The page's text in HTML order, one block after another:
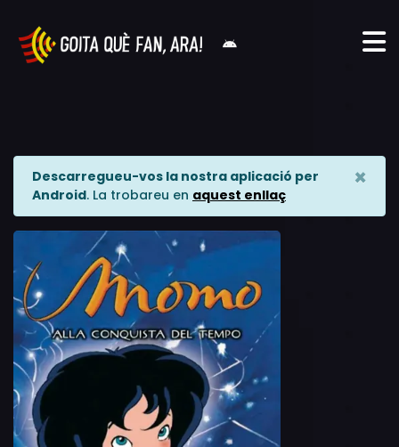
Descarregueu-vos la nostra aplicació per
Android. La trobareu en aquest enllaç
×